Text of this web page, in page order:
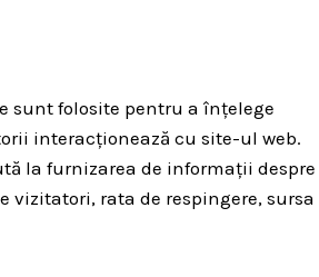
sunt folosite pentru a înțelege
interacționează cu site-ul web.
la furnizarea de informații despre
vizitatori, rata de respingere, sursa